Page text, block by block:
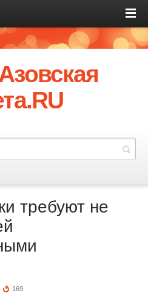
требуют не
169